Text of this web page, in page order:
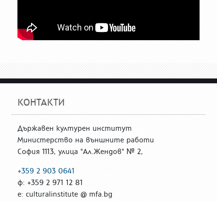
КОНТАКТИ
Държавен културен институт
Министерство на външните работи
София 1113, улица "Ал.Жендов" № 2,
+359 2 903 0641
ф: +359 2 971 12 81
е: culturalinstitute @ mfa.bg